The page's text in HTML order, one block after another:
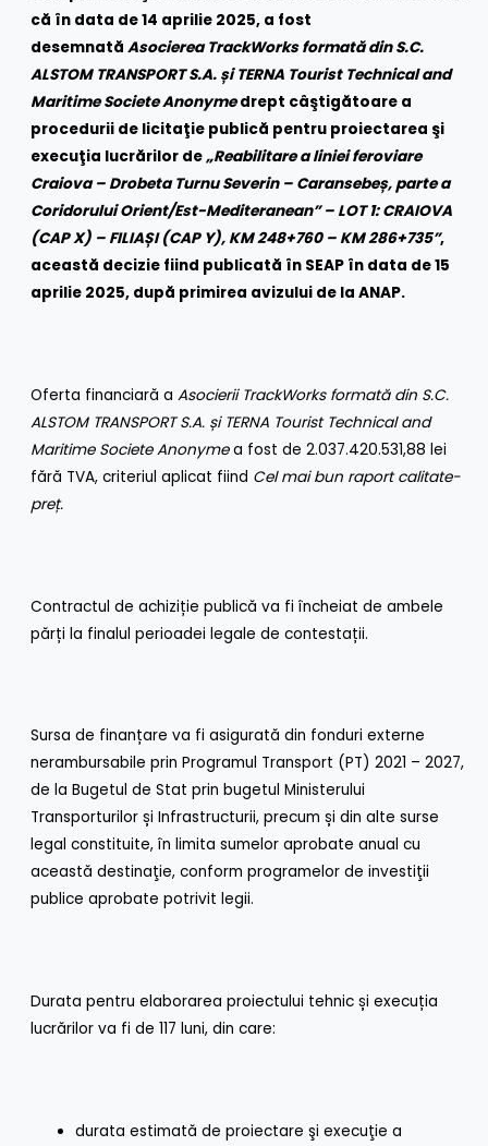
că în data de 14 aprilie 2025, a fost
desemnatăAsocierea TrackWorks formată din S.C.
ALSTOM TRANSPORT S.A. și TERNA Tourist Technical and
Maritime Societe Anonymedrept câştigătoare a
procedurii de licitaţie publică pentru proiectarea şi
execuţia lucrărilor de„Reabilitare a liniei feroviare
Craiova – Drobeta Turnu Severin – Caransebeș, parte a
Coridorului Orient/Est-Mediteranean” – LOT 1: CRAIOVA
(CAP X) – FILIAȘI (CAP Y), KM 248+760 – KM 286+735”,
această decizie fiind publicată în SEAP în data de 15
aprilie 2025, după primirea avizului de la ANAP.
Oferta financiară aAsocierii TrackWorks formată din S.C.
ALSTOM TRANSPORT S.A. și TERNA Tourist Technical and
Maritime Societe Anonymea fost de 2.037.420.531,88 lei
fără TVA, criteriul aplicat fiind Cel mai bun raport calitate-
preț.
Contractul de achiziție publică va fi încheiat de ambele
părți la finalul perioadei legale de contestații.
Sursa de finanțare va fi asigurată din fonduri externe
nerambursabile prin Programul Transport (PT) 2021 – 2027,
de la Bugetul de Stat prin bugetul Ministerului
Transporturilor și Infrastructurii, precum și din alte surse
legal constituite, în limita sumelor aprobate anual cu
această destinaţie, conform programelor de investiţii
publice aprobate potrivit legii.
Durata pentru elaborarea proiectului tehnic și execuția
lucrărilor va fi de 117 luni, din care:
durata estimată de proiectare şi execuţie a